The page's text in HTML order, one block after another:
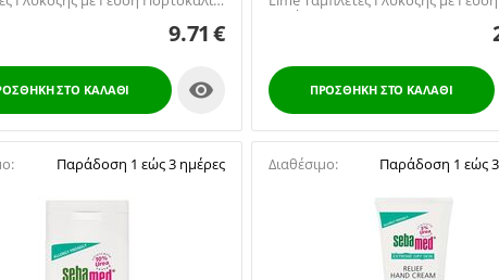
9.71€
ΣΤΟ ΚΑΛΆΘΙ 
Λεμόνι, 10 tabs
ΠΡΟΣΘΉΚΗ ΣΤΟ ΚΑΛΆΘΙ
Παράδοση 1 εώς 3 ημέρες Διαθέσιμο: Παράδοση 1 εώς